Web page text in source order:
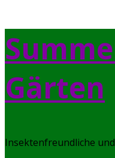
Skip
to
content
Gärten
Insektenfreundliche